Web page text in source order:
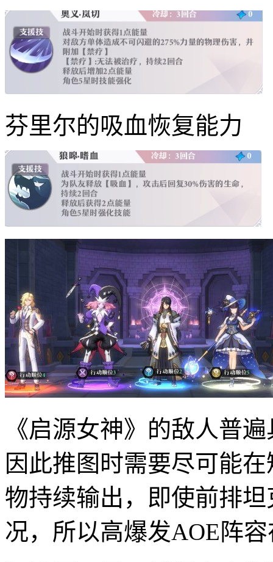
芬里尔的吸血恢复能力
《启源女神》的敌人普
因此推图时需要尽可能
物持续输出，即使前排
况，所以高爆发AOE阵